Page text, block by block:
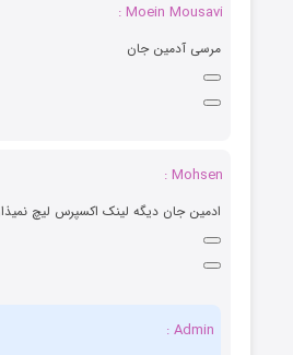
Moein Mousavi :
مرسی آدمین جان
Mohsen :
ادمین جان دیگه لینک اکسپرس لیچ نمیذاری؟ 🙁
Admin :